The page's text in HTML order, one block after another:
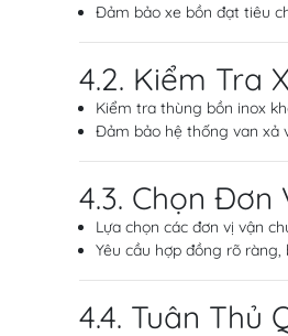
Đảm bảo xe bồn đạt tiêu
4.2. Kiểm Tra
Kiểm tra thùng bồn inox
Đảm bảo hệ thống van xả
4.3. Chọn Đơn
Lựa chọn các đơn vị vận
Yêu cầu hợp đồng rõ
4.4. Tuân Thủ